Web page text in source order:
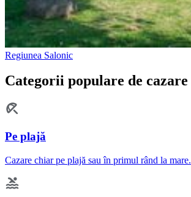
Regiunea Salonic
Categorii populare de cazare
Pe plajă
Cazare chiar pe plajă sau în primul rând la mare.